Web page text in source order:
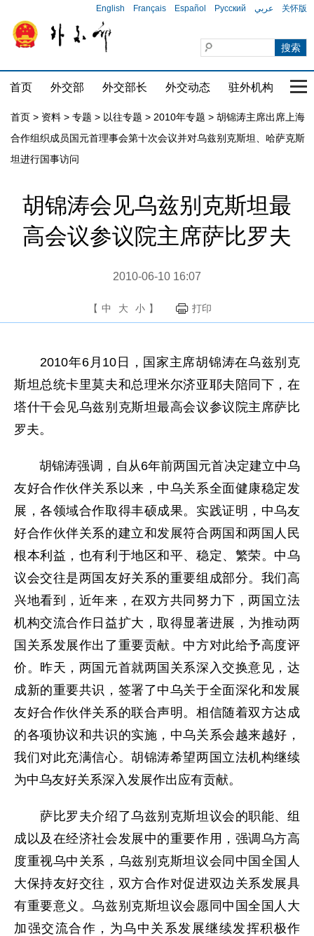
English Français Español Русский عربي 关怀版
首页 外交部 外交部长 外交动态 驻外机构 国
首页 > 资料 > 专题 > 以往专题 > 2010年专题 > 胡锦涛主席出席上海
合作组织成员国元首理事会第十次会议并对乌兹别克斯坦、哈萨克斯
坦进行国事访问
胡锦涛会见乌兹别克斯坦最
高会议参议院主席萨比罗夫
2010-06-10 16:07
【 中 大 小 】 打印
2010年6月10日，国家主席胡锦涛在乌兹别克
斯坦总统卡里莫夫和总理米尔济亚耶夫陪同下，在
塔什干会见乌兹别克斯坦最高会议参议院主席萨比
罗夫。
胡锦涛强调，自从6年前两国元首决定建立中乌
友好合作伙伴关系以来，中乌关系全面健康稳定发
展，各领域合作取得丰硕成果。实践证明，中乌友
好合作伙伴关系的建立和发展符合两国和两国人民
根本利益，也有利于地区和平、稳定、繁荣。中乌
议会交往是两国友好关系的重要组成部分。我们高
兴地看到，近年来，在双方共同努力下，两国立法
机构交流合作日益扩大，取得显著进展，为推动两
国关系发展作出了重要贡献。中方对此给予高度评
价。昨天，两国元首就两国关系深入交换意见，达
成新的重要共识，签署了中乌关于全面深化和发展
友好合作伙伴关系的联合声明。相信随着双方达成
的各项协议和共识的实施，中乌关系会越来越好，
我们对此充满信心。胡锦涛希望两国立法机构继续
为中乌友好关系深入发展作出应有贡献。
萨比罗夫介绍了乌兹别克斯坦议会的职能、组
成以及在经济社会发展中的重要作用，强调乌方高
度重视乌中关系，乌兹别克斯坦议会同中国全国人
大保持友好交往，双方合作对促进双边关系发展具
有重要意义。乌兹别克斯坦议会愿同中国全国人大
加强交流合作，为乌中关系发展继续发挥积极作